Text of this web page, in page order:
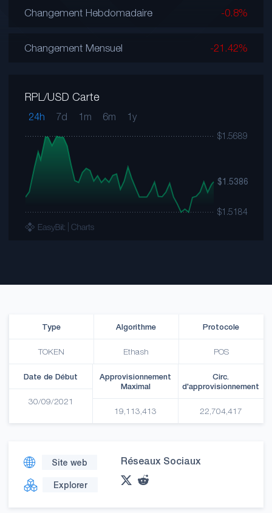
Changement Hebdomadaire -0.8%
Changement Mensuel -21.42%
RPL/USD Carte
24h 7d 1m 6m 1y
Type
TOKEN
Algorithme
Ethash
Protocole
POS
Date de Début
30/09/2021
Approvisionnement
Maximal
19,113,413
Circ.
d'approvisionnement
22,704,417
Site web
Explorer
Réseaux Sociaux